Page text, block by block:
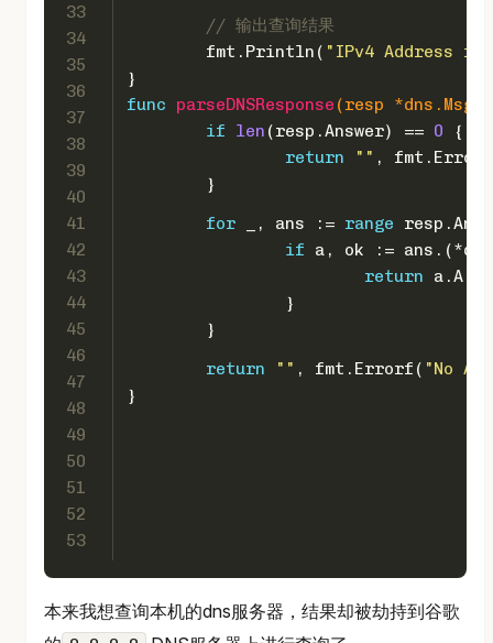
33
34
35
36
37
38
39
40
41
42
43
44
45
46
47
48
49
50
51
52
53
// 输出查询结果
	fmt.Println(
"IPv4 Address
}
func
parseDNSResponse (resp *dns.Msg)
if
len (resp.Answer) == 0 {
return
"" ,
	}
for _, ans := range
if a, ok :=
return
		}
	}
return
"" , fmt.Errorf( "No A
}
本来我想查询本机的dns服务器，结果却被劫持到谷歌